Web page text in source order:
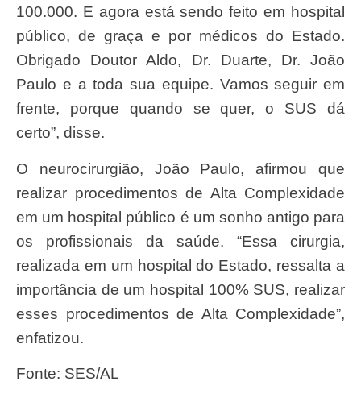
100.000. E agora está sendo feito em hospital
público, de graça e por médicos do Estado.
Obrigado Doutor Aldo, Dr. Duarte, Dr. João
Paulo e a toda sua equipe. Vamos seguir em
frente, porque quando se quer, o SUS dá
certo”, disse.
O neurocirurgião, João Paulo, afirmou que
realizar procedimentos de Alta Complexidade
em um hospital público é um sonho antigo para
os profissionais da saúde. “Essa cirurgia,
realizada em um hospital do Estado, ressalta a
importância de um hospital 100% SUS, realizar
esses procedimentos de Alta Complexidade”,
enfatizou.
Fonte: SES/AL